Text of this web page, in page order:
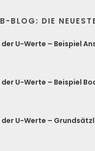
BLOG: DIE
U-Werte – Beispiel
U-Werte – Beispiel
U-Werte –